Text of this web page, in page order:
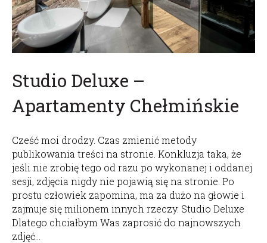
Studio Deluxe –
Apartamenty Chełmińskie
Cześć moi drodzy. Czas zmienić metody
publikowania treści na stronie. Konkluzja taka, że
jeśli nie zrobię tego od razu po wykonanej i oddanej
sesji, zdjęcia nigdy nie pojawią się na stronie. Po
prostu człowiek zapomina, ma za dużo na głowie i
zajmuje się milionem innych rzeczy. Studio Deluxe
Dlatego chciałbym Was zaprosić do najnowszych
zdjęć…